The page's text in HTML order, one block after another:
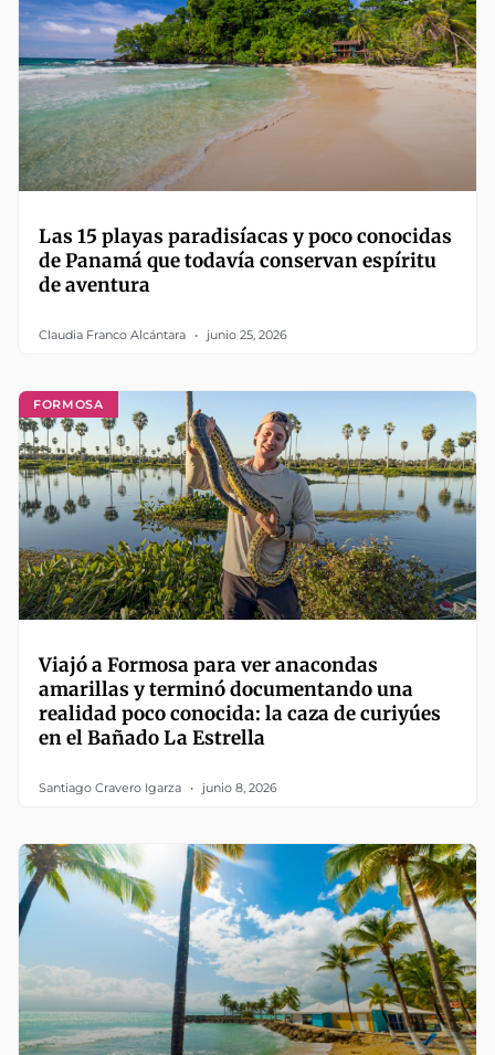
Las 15 playas paradisíacas y poco conocidas
de Panamá que todavía conservan espíritu
de aventura
Claudia Franco Alcántara junio 25, 2026
FORMOSA
Viajó a Formosa para ver anacondas
amarillas y terminó documentando una
realidad poco conocida: la caza de curiyúes
en el Bañado La Estrella
Santiago Cravero Igarza junio 8, 2026